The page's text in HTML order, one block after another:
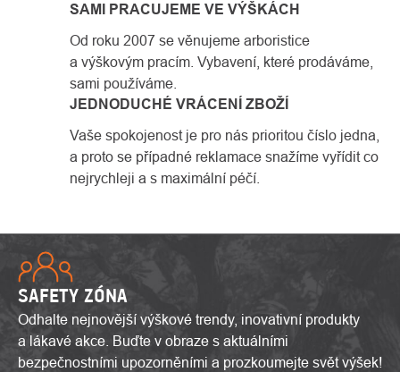
SAMI PRACUJEME VE VÝŠKÁCH
Od roku 2007 se věnujeme arboristice
a výškovým pracím. Vybavení, které prodáváme,
sami používáme.
JEDNODUCHÉ VRÁCENÍ ZBOŽÍ
Vaše spokojenost je pro nás prioritou číslo jedna,
a proto se případné reklamace snažíme vyřídit co
nejrychleji a s maximální péčí.
SAFETY ZÓNA
Odhalte nejnovější výškové trendy, inovativní produkty
a lákavé akce. Buďte v obraze s aktuálními
bezpečnostními upozorněními a prozkoumejte svět výšek!